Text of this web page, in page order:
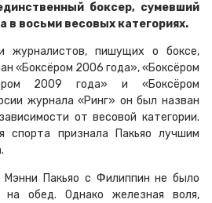
боксер, сумевший
в восьми весовых категориях.
журналистов, пишущих о боксе,
«Боксёром 2006 года», «Боксёром
2009 года» и «Боксёром
журнала «Ринг» он был назван
от весовой категории.
спорта признала Пакьяо лучшим
Мэнни Пакьяо с Филиппин не было
на обед. Однако железная воля,